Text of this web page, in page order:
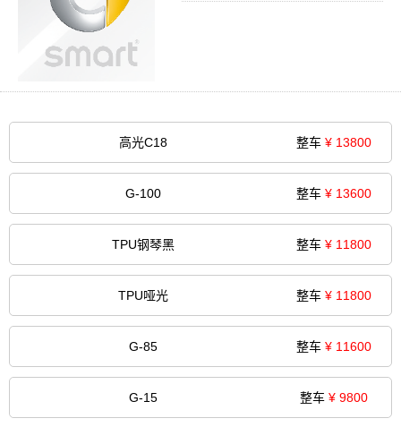
高光C18 整车¥ 13800
G-100 整车¥ 13600
TPU钢琴黑 整车¥ 11800
TPU哑光 整车¥ 11800
G-85 整车¥ 11600
G-15 整车¥ 9800